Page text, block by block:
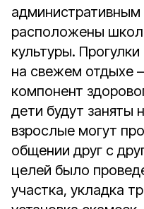
расположены
культуры.
на свежем отдыхе
компонент
дети будут заняты
взрослые могут
общении друг с
целей было
участка, укладка